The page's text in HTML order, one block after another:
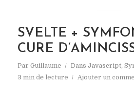
SVELTE +
CURE
Par Guillaume Dans Javascript,
3 min de lecture
Ajouter un